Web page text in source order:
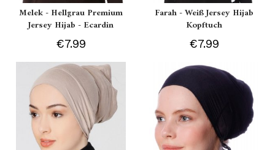
Melek - Hellgrau Premium
Jersey Hijab - Ecardin
€7.99
Farah - Weiß Jersey Hijab
Kopftuch
€7.99